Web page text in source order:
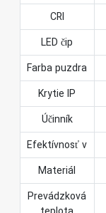
CRI
LED čip
Farba puzdra
Krytie IP
Účinník
Efektívnosť v
Materiál
Prevádzková